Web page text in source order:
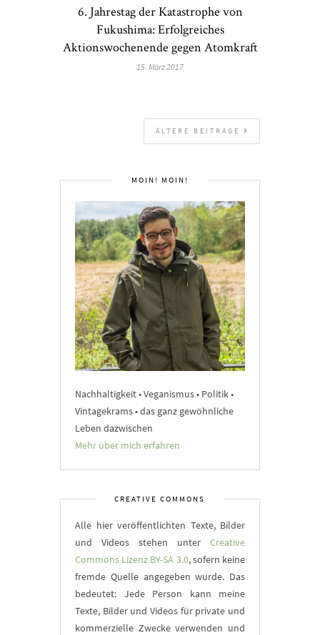
6. Jahrestag der Katastrophe von
Fukushima: Erfolgreiches
Aktionswochenende gegen Atomkraft
15. März 2017
ÄLTERE BEITRÄGE
MOIN! MOIN!
Nachhaltigkeit • Veganismus • Politik •
Vintagekrams • das ganz gewöhnliche
Leben dazwischen
Mehr über mich erfahren
CREATIVE COMMONS
Alle hier veröffentlichten Texte, Bilder
und Videos stehen unter Creative
Commons Lizenz BY-SA 3.0, sofern keine
fremde Quelle angegeben wurde. Das
bedeutet: Jede Person kann meine
Texte, Bilder und Videos für private und
kommerzielle Zwecke verwenden und